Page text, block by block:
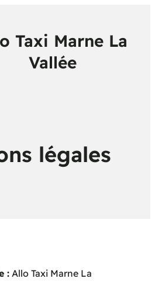
Taxi Marne La
Vallée
légales
: Allo Taxi Marne La